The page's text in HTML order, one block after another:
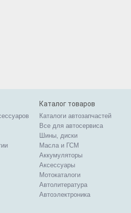
Каталог товаров
Каталоги автозапчастей
Все для автосервиса
Шины, диски
Масла и ГСМ
Аккумуляторы
Аксессуары
Мотокаталоги
Автолитература
Автоэлектроника